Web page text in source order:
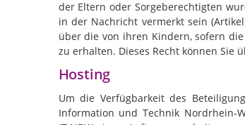
der Eltern oder Sorgeberechtigten
in der Nachricht vermerkt sein
über die von ihren Kindern, sofern
zu erhalten. Dieses Recht können Sie
Hosting
Um die Verfügbarkeit des
Information und Technik Nordrhein-